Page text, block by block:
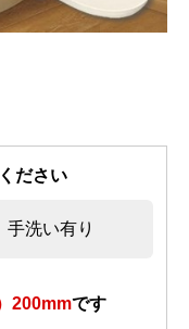
ださい
手洗い有り
200mmです